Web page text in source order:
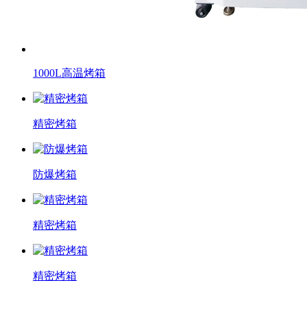
1000L高温烤箱
精密烤箱
防爆烤箱
精密烤箱
精密烤箱